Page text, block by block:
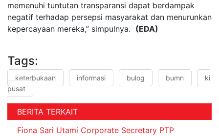
memenuhi tuntutan transparansi dapat berdampak
negatif terhadap persepsi masyarakat dan menurunkan
kepercayaan mereka,” simpulnya. (EDA)
Tags:
keterbukaan informasi bulog bumn
ki
pusat
BERITA TERKAIT
Fiona Sari Utami Corporate Secretary PTP